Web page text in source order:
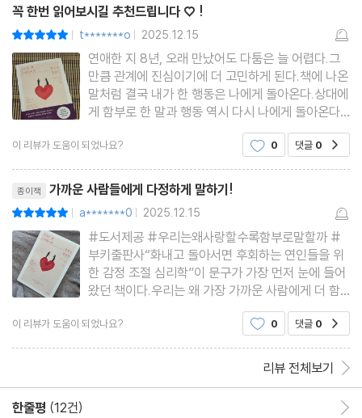
꼭 한번 읽어보시길 추천드립니다 ♡ !
| t*******o | 2025.12.15
연애한 지 8년, 오래 만났어도 다툼은 늘 어렵다.그
만큼 관계에 진심이기에 더 고민하게 된다.책에 나온
말처럼 결국 내가 한 행동은 나에게 돌아온다.상대에
게 함부로 한 말과 행동 역시 다시 나에게 돌아온다
는 것을 잊지 않고,더 조심하며 살아가려 한다.사랑
하는 사람과 ‘잘’ 사랑할 수 있는 방법이 궁금하시다
면 꼭 한번 읽어보시길 추천드립니다 ♡ !
이 리뷰가 도움이 되었나요? 0 댓글 0
종이책 가까운 사람들에게 다정하게 말하기!
| a*******0 | 2025.12.15
#도서제공 #우리는왜사랑할수록함부로말할까 #
부키출판사“화내고 돌아서면 후회하는 연인들을 위
한 감정 조절 심리학”이 문구가 가장 먼저 눈에 들어
왔던 책이다.우리는 왜 가장 가까운 사람에게 더 함
부로 말하게 될까?이 책은 그 질문에서 출발해서, 특
정 상황을 단정하기보다는 대부분의 사람들이 한두
이 리뷰가 도움이 되었나요? 0 댓글 0
리뷰 전체보기
한줄평 (12건)